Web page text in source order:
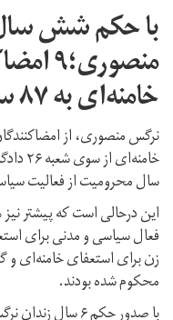
با حکم شش
خامنه‌ای به ۸۷ سال زندان محکوم شدند
نرگس منصوری، از
سال محرومیت از فعالیت
این درحالی است که پیشتر
فعال سیاسی و مدنی برای
محکوم شده بودند.